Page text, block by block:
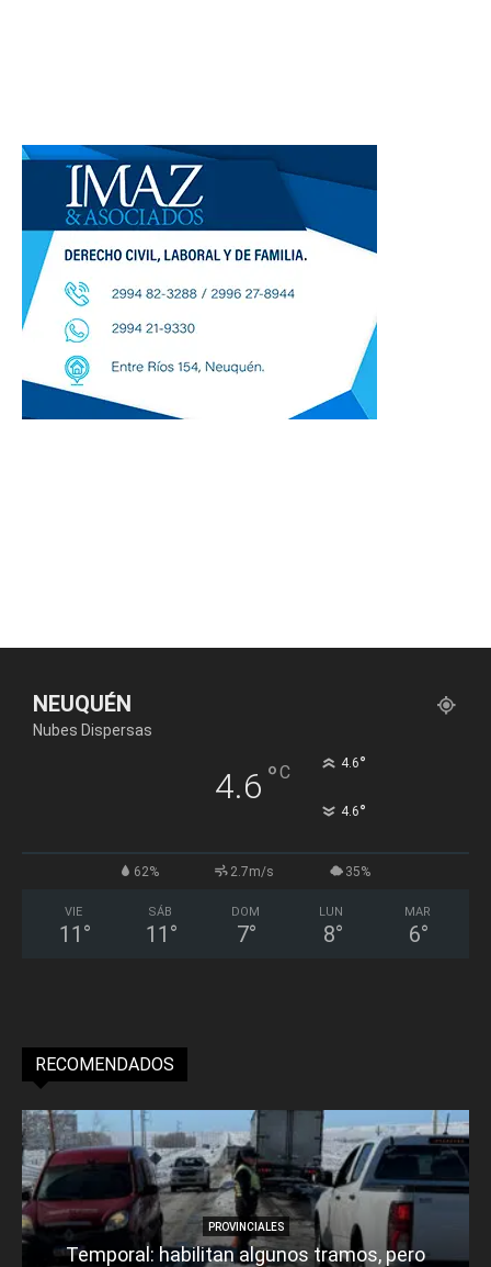
NEUQUÉN
Nubes Dispersas
4.6 °C 4.6°
4.6°
62% 2.7m/s 35%
VIE
11 °
SÁB
11 °
DOM
7°
LUN
8°
MAR
6°
RECOMENDADOS
PROVINCIALES
Temporal: habilitan algunos tramos, pero